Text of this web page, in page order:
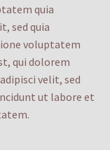
quia
sed quia
voluptatem
qui dolorem
velit, sed
ut labore et